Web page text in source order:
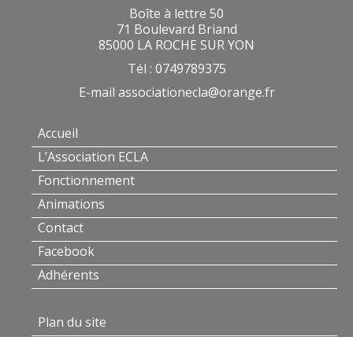
Boîte à lettre 50
71 Boulevard Briand
85000 LA ROCHE SUR YON
Tél : 0749789375
E-mail associationecla@orange.fr
Accueil
L’Association ECLA
Fonctionnement
Animations
Contact
Facebook
Adhérents
Plan du site